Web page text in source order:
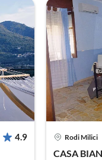
4.9 Rodi Milici
CASA